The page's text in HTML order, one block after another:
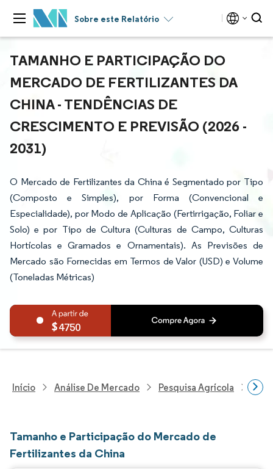
Sobre este Relatório
TAMANHO E PARTICIPAÇÃO DO
MERCADO DE FERTILIZANTES DA
CHINA - TENDÊNCIAS DE
CRESCIMENTO E PREVISÃO (2026 -
2031)
O Mercado de Fertilizantes da China é Segmentado por Tipo
(Composto e Simples), por Forma (Convencional e
Especialidade), por Modo de Aplicação (Fertirrigação, Foliar e
Solo) e por Tipo de Cultura (Culturas de Campo, Culturas
Hortícolas e Gramados e Ornamentais). As Previsões de
Mercado são Fornecidas em Termos de Valor (USD) e Volume
(Toneladas Métricas)
4750
Início Análise De Mercado Pesquisa Agrícola
Tamanho e Participação do Mercado de
Fertilizantes da China